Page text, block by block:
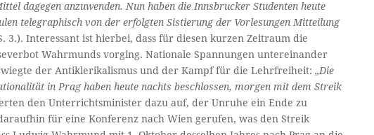
dagegen anzuwenden. Nun haben die Innsbrucker Studenten heute
telegraphisch von der erfolgten Sistierung der Vorlesungen Mitteilung
3.). Interessant ist hierbei, dass für diesen kurzen Zeitraum die
Wahrmunds vorging. Nationale Spannungen untereinander
der Antiklerikalismus und der Kampf für die Lehrfreiheit:„Die
in Prag haben heute nachts beschlossen, morgen mit dem Streik
den Unterrichtsminister dazu auf, der Unruhe ein Ende zu
für eine Konferenz nach Wien gerufen, was den Streik